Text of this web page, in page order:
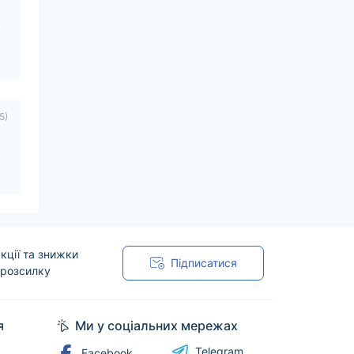
та знижки
Підписатися
Ми у соціальних мережах